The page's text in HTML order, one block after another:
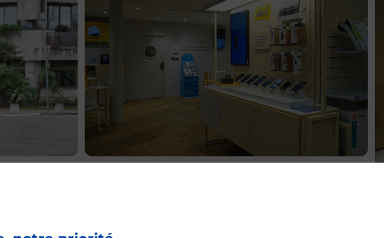
YRIEIX